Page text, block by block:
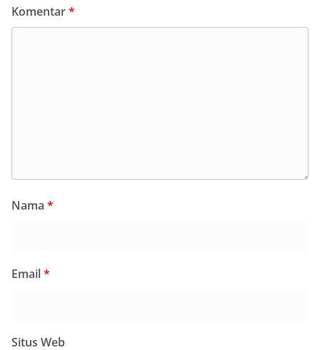
Komentar*
Nama *
Email*
Situs Web